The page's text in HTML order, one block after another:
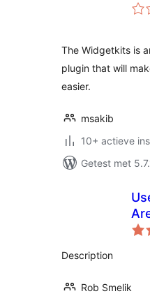
The Widgetkits is
plugin that will
easier.
msakib
10+ actieve
Getest met
Description
Rob Smelik